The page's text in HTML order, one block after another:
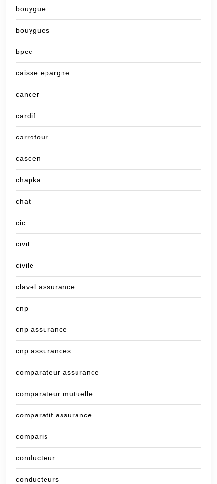
bouygue
bouygues
bpce
caisse epargne
cancer
cardif
carrefour
casden
chapka
chat
cic
civil
civile
clavel assurance
cnp
cnp assurance
cnp assurances
comparateur assurance
comparateur mutuelle
comparatif assurance
comparis
conducteur
conducteurs